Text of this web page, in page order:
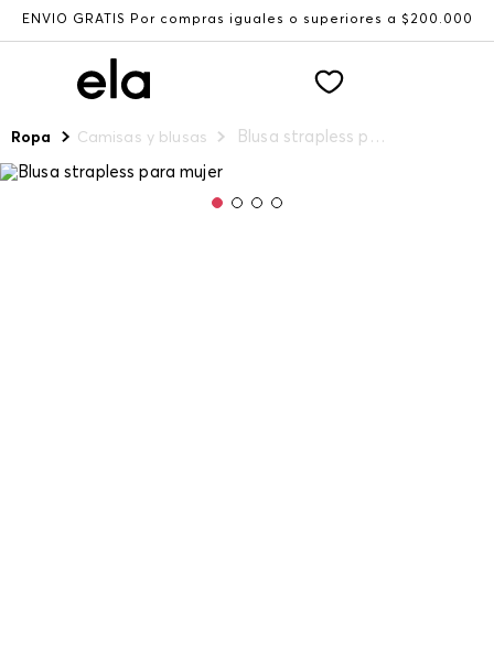
ENVÍO GRATIS Por compras iguales o superiores a $200.000
Ropa Camisas y blusas Blusa strapless para mujer